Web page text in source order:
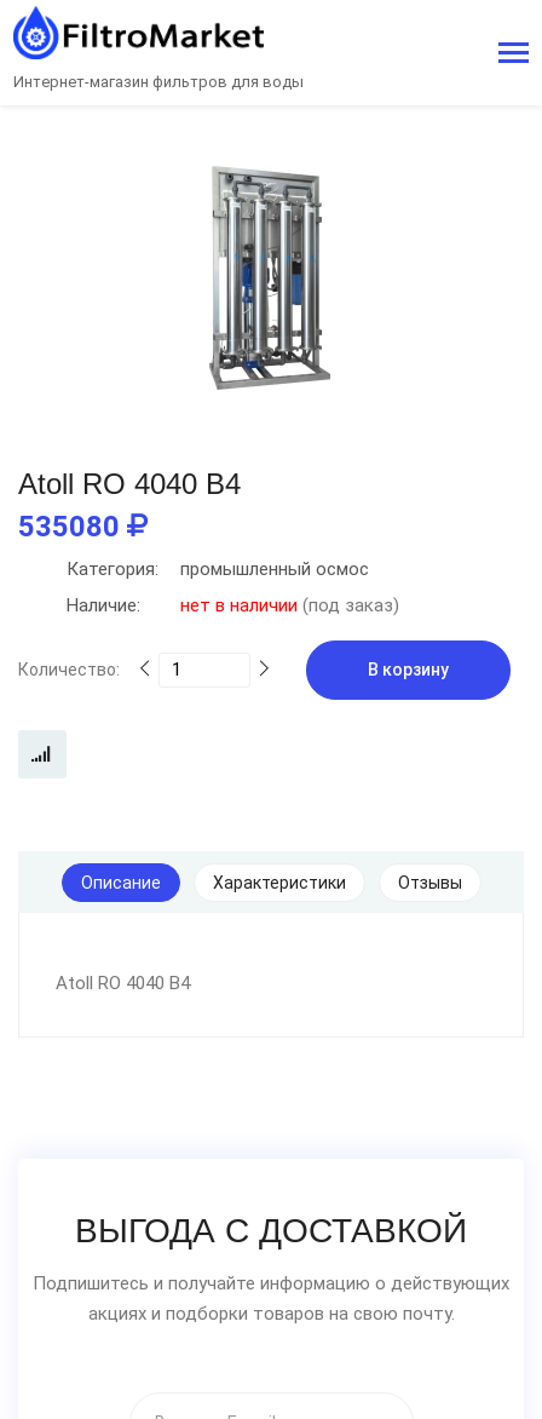
Интернет-магазин фильтров для воды
Atoll RO 4040 B4
535080
Категория:
промышленный осмос
Наличие:
нет в наличии (под заказ)
Количество: В корзину
Описание Характеристики Отзывы
Atoll RO 4040 B4
ВЫГОДА С ДОСТАВКОЙ
Подпишитесь и получайте информацию о действующих
акциях и подборки товаров на свою почту.